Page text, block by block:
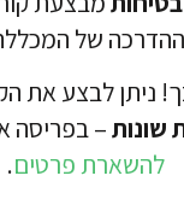
בחיפה.
את הקורס גם
ארצית.לחץ
.